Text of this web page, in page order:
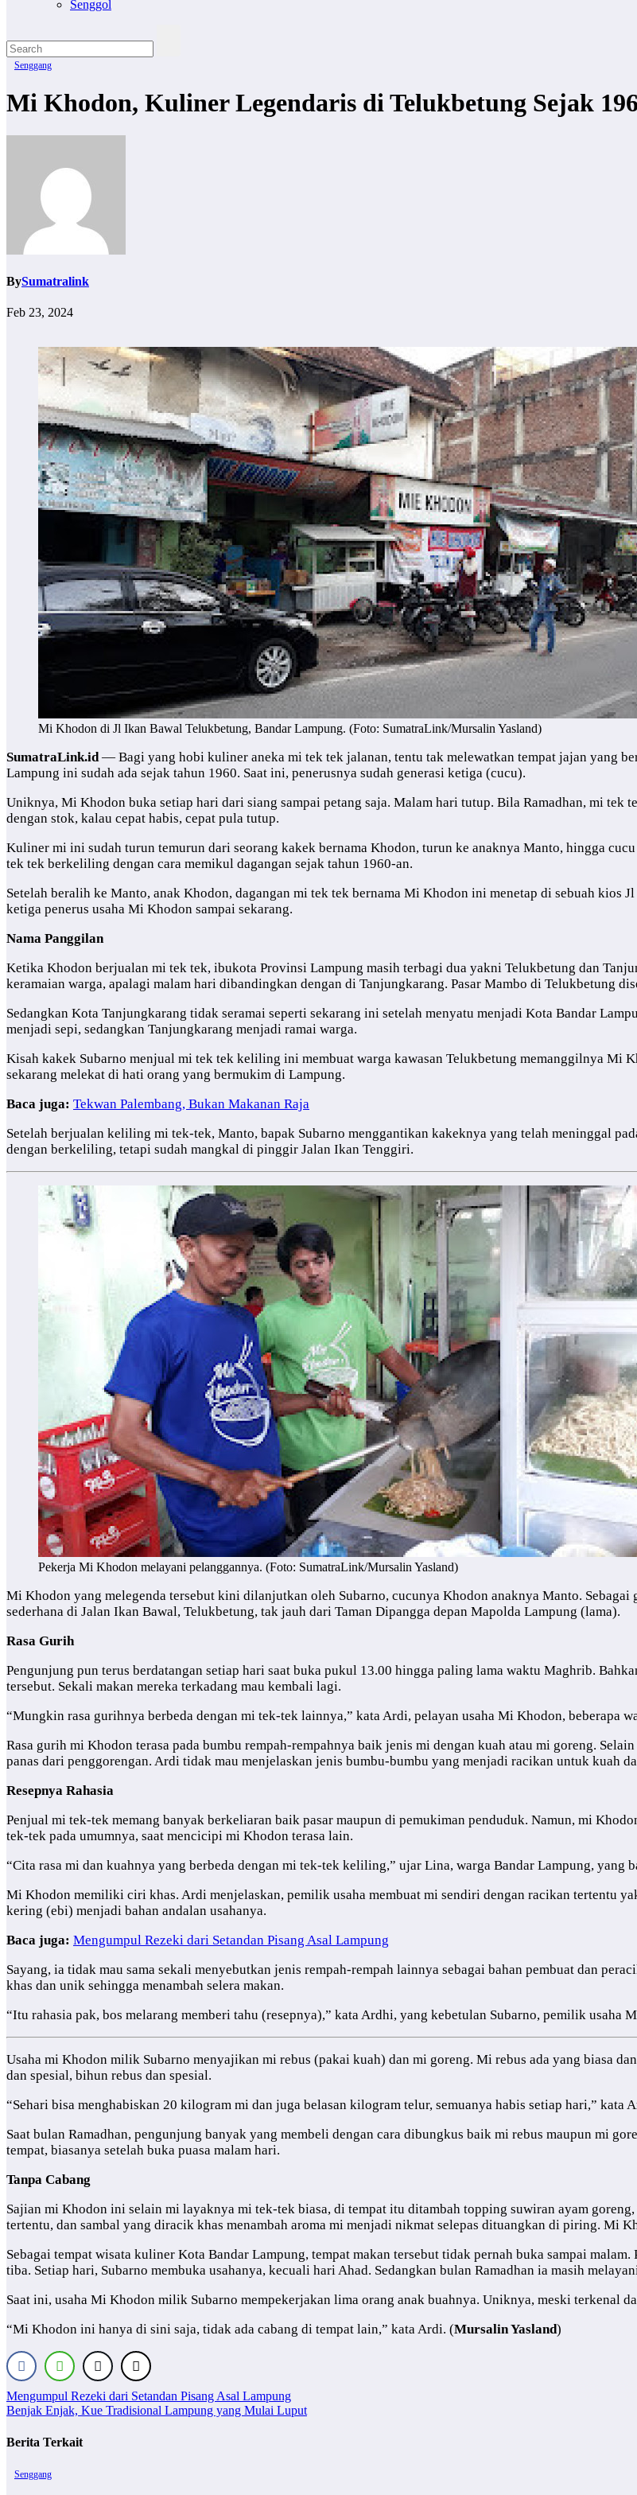
Senggol
Senggang
Mi Khodon, Kuliner Legendaris di Telukbetung Sejak
BySumatralink
Feb 23, 2024
Mi Khodon di Jl Ikan Bawal Telukbetung, Bandar Lampung. (Foto: SumatraLink/Mursalin Yasland)
SumatraLink.id— Bagi yang hobi kuliner aneka mi tek tek jalanan, tentu tak melewatkan tempat jajan yang
Lampung ini sudah ada sejak tahun 1960. Saat ini, penerusnya sudah generasi ketiga (cucu).
Uniknya, Mi Khodon buka setiap hari dari siang sampai petang saja. Malam hari tutup. Bila Ramadhan, mi tek
dengan stok, kalau cepat habis, cepat pula tutup.
Kuliner mi ini sudah turun temurun dari seorang kakek bernama Khodon, turun ke anaknya Manto, hingga
tek tek berkeliling dengan cara memikul dagangan sejak tahun 1960-an.
Setelah beralih ke Manto, anak Khodon, dagangan mi tek tek bernama Mi Khodon ini menetap di sebuah kios
ketiga penerus usaha Mi Khodon sampai sekarang.
Nama Panggilan
Ketika Khodon berjualan mi tek tek, ibukota Provinsi Lampung masih terbagi dua yakni Telukbetung dan
keramaian warga, apalagi malam hari dibandingkan dengan di Tanjungkarang. Pasar Mambo di Telukbetung
Sedangkan Kota Tanjungkarang tidak seramai seperti sekarang ini setelah menyatu menjadi Kota Bandar
menjadi sepi, sedangkan Tanjungkarang menjadi ramai warga.
Kisah kakek Subarno menjual mi tek tek keliling ini membuat warga kawasan Telukbetung memanggilnya Mi
sekarang melekat di hati orang yang bermukim di Lampung.
Baca juga: Tekwan Palembang, Bukan Makanan Raja
Setelah berjualan keliling mi tek-tek, Manto, bapak Subarno menggantikan kakeknya yang telah meninggal
dengan berkeliling, tetapi sudah mangkal di pinggir Jalan Ikan Tenggiri.
Pekerja Mi Khodon melayani pelanggannya. (Foto: SumatraLink/Mursalin Yasland)
Mi Khodon yang melegenda tersebut kini dilanjutkan oleh Subarno, cucunya Khodon anaknya Manto. Sebagai
sederhana di Jalan Ikan Bawal, Telukbetung, tak jauh dari Taman Dipangga depan Mapolda Lampung (lama).
Rasa Gurih
Pengunjung pun terus berdatangan setiap hari saat buka pukul 13.00 hingga paling lama waktu Maghrib.
tersebut. Sekali makan mereka terkadang mau kembali lagi.
“Mungkin rasa gurihnya berbeda dengan mi tek-tek lainnya,” kata Ardi, pelayan usaha Mi Khodon, beberapa
Rasa gurih mi Khodon terasa pada bumbu rempah-rempahnya baik jenis mi dengan kuah atau mi goreng.
panas dari penggorengan. Ardi tidak mau menjelaskan jenis bumbu-bumbu yang menjadi racikan untuk kuah
Resepnya Rahasia
Penjual mi tek-tek memang banyak berkeliaran baik pasar maupun di pemukiman penduduk. Namun, mi
tek-tek pada umumnya, saat mencicipi mi Khodon terasa lain.
“Cita rasa mi dan kuahnya yang berbeda dengan mi tek-tek keliling,” ujar Lina, warga Bandar Lampung, yang
Mi Khodon memiliki ciri khas. Ardi menjelaskan, pemilik usaha membuat mi sendiri dengan racikan tertentu
kering (ebi) menjadi bahan andalan usahanya.
Baca juga: Mengumpul Rezeki dari Setandan Pisang Asal Lampung
Sayang, ia tidak mau sama sekali menyebutkan jenis rempah-rempah lainnya sebagai bahan pembuat dan
khas dan unik sehingga menambah selera makan.
“Itu rahasia pak, bos melarang memberi tahu (resepnya),” kata Ardhi, yang kebetulan Subarno, pemilik usaha
Usaha mi Khodon milik Subarno menyajikan mi rebus (pakai kuah) dan mi goreng. Mi rebus ada yang biasa
dan spesial, bihun rebus dan spesial.
“Sehari bisa menghabiskan 20 kilogram mi dan juga belasan kilogram telur, semuanya habis setiap hari,” kata
Saat bulan Ramadhan, pengunjung banyak yang membeli dengan cara dibungkus baik mi rebus maupun mi
tempat, biasanya setelah buka puasa malam hari.
Tanpa Cabang
Sajian mi Khodon ini selain mi layaknya mi tek-tek biasa, di tempat itu ditambah topping suwiran ayam
tertentu, dan sambal yang diracik khas menambah aroma mi menjadi nikmat selepas dituangkan di piring. Mi
Sebagai tempat wisata kuliner Kota Bandar Lampung, tempat makan tersebut tidak pernah buka sampai
tiba. Setiap hari, Subarno membuka usahanya, kecuali hari Ahad. Sedangkan bulan Ramadhan ia masih
Saat ini, usaha Mi Khodon milik Subarno mempekerjakan lima orang anak buahnya. Uniknya, meski terkenal
“Mi Khodon ini hanya di sini saja, tidak ada cabang di tempat lain,” kata Ardi. (Mursalin Yasland)
Navigasi
pos
Mengumpul Rezeki dari Setandan Pisang Asal Lampung
Benjak Enjak, Kue Tradisional Lampung yang Mulai Luput
Berita Terkait
Senggang